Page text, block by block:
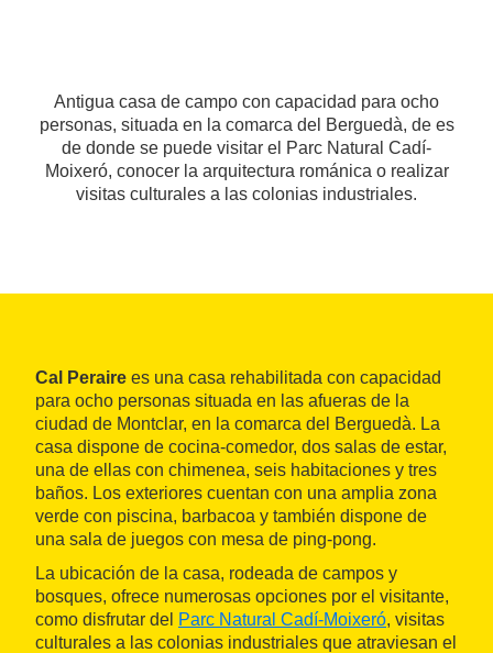
Antigua casa de campo con capacidad para ocho
personas, situada en la comarca del Berguedà, de es
de donde se puede visitar el Parc Natural Cadí-
Moixeró, conocer la arquitectura románica o realizar
visitas culturales a las colonias industriales.
Cal Peraire es una casa rehabilitada con capacidad
para ocho personas situada en las afueras de la
ciudad de Montclar, en la comarca del Berguedà. La
casa dispone de cocina-comedor, dos salas de estar,
una de ellas con chimenea, seis habitaciones y tres
baños. Los exteriores cuentan con una amplia zona
verde con piscina, barbacoa y también dispone de
una sala de juegos con mesa de ping-pong.
La ubicación de la casa, rodeada de campos y
bosques, ofrece numerosas opciones por el visitante,
como disfrutar del Parc Natural Cadí-Moixeró, visitas
culturales a las colonias industriales que atraviesan el